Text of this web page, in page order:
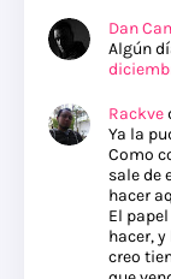
Dan
Algún
Rackve
Ya la
Como
sale de
hacer
El
hacer,
creo